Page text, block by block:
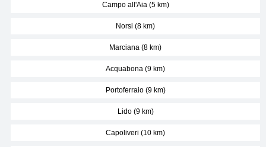
Campo all'Aia (5 km)
Norsi (8 km)
Marciana (8 km)
Acquabona (9 km)
Portoferraio (9 km)
Lido (9 km)
Capoliveri (10 km)